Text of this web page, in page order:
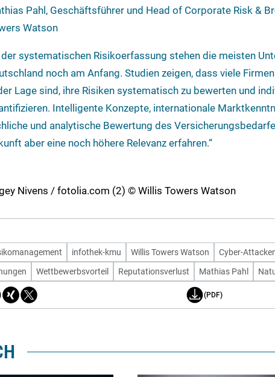
Pahl, Geschäftsführer und Head of Corporate Risk &
Watson
der systematischen Risikoerfassung stehen die meisten
noch am Anfang. Studien zeigen, dass viele
Lage sind, ihre Risiken systematisch zu bewerten und
Intelligente Konzepte, internationale
und analytische Bewertung des
aber eine noch höhere Relevanz erfahren.“
Nivens / fotolia.com (2) © Willis Towers Watson
infothek-kmu Willis Towers Watson
Cyber-
Wettbewerbsvorteil Reputationsverlust Mathias Pahl
(PDF)